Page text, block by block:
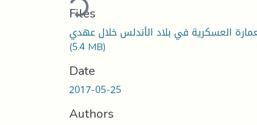
Files
(5.4 MB)
Date
2017-05-25
Authors